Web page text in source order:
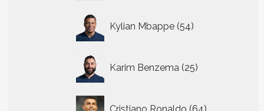
Kylian Mbappe 54
producten
Karim Benzema 25
producten